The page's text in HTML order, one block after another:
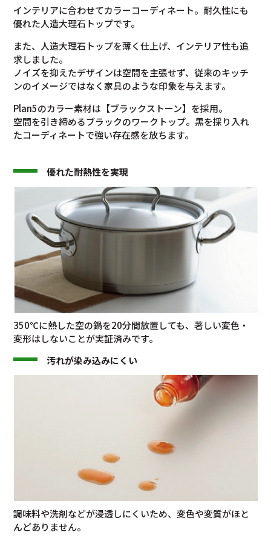
インテリアに合わせてカラーコーディネート。耐久性にも
優れた人造大理石トップです。
また、人造大理石トップを薄く仕上げ、インテリア性も追
求しました。
ノイズを抑えたデザインは空間を主張せず、従来のキッチ
ンのイメージではなく家具のような印象を与えます。
Plan5のカラー素材は【ブラックストーン】を採用。
空間を引き締めるブラックのワークトップ。黒を採り入れ
たコーディネートで強い存在感を放ちます。
優れた耐熱性を実現
350℃に熱した空の鍋を20分間放置しても、著しい変色・
変形はしないことが実証済みです。
汚れが染み込みにくい
調味料や洗剤などが浸透しにくいため、変色や変質がほと
んどありません。